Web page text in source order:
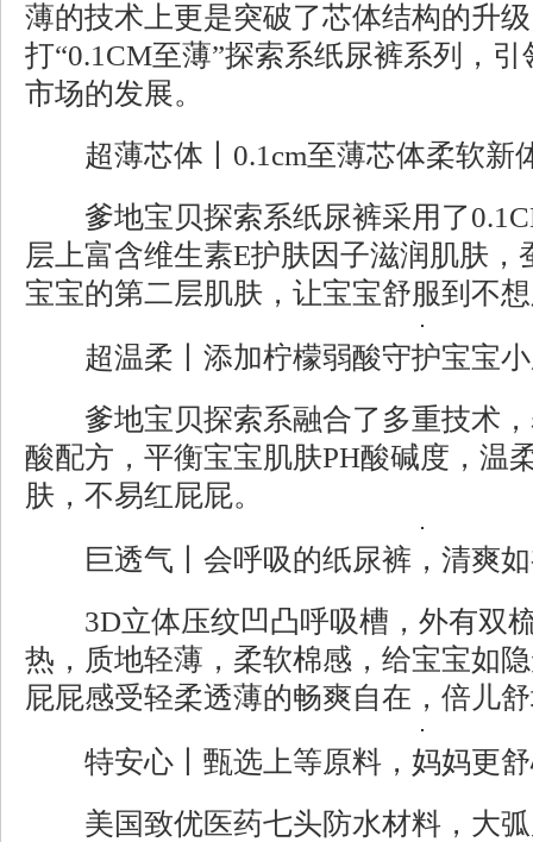
薄的技术上更是突破了芯体结构的升
打“0.1CM至薄”探索系纸尿裤系列，
市场的发展。
超薄芯体丨0.1cm至薄芯体柔软新
爹地宝贝探索系纸尿裤采用了
层上富含维生素E护肤因子滋润肌肤
宝宝的第二层肌肤，让宝宝舒服到不
超温柔丨添加柠檬弱酸守护宝宝
爹地宝贝探索系融合了多重技术，
酸配方，平衡宝宝肌肤PH酸碱度，温
肤，不易红屁屁。
巨透气丨会呼吸的纸尿裤，清爽
3D立体压纹凹凸呼吸槽，外有双
热，质地轻薄，柔软棉感，给宝宝如
屁屁感受轻柔透薄的畅爽自在，倍儿
特安心丨甄选上等原料，妈妈更
美国致优医药七头防水材料，大弧